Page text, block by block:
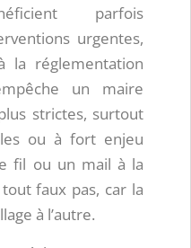
parfois
urgentes,
la réglementation
un maire
strictes, surtout
ou à fort enjeu
fil ou un mail à la
faux pas, car la
à l’autre.